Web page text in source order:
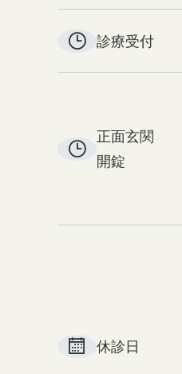
診療受付
正面玄関
開錠
休診日